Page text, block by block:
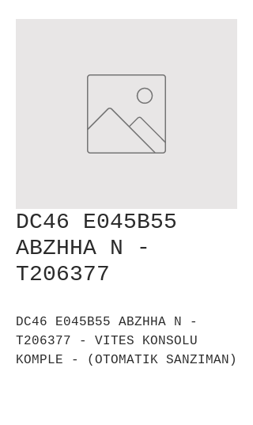
DC46 E045B55
ABZHHA N -
T206377
DC46 E045B55 ABZHHA N -
T206377 - VITES KONSOLU
KOMPLE - (OTOMATIK SANZIMAN)